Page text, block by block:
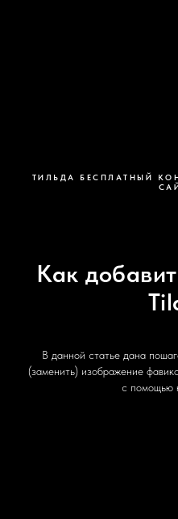
ТИЛЬДА БЕСПЛАТНЫЙ
Как
В данной статье дана
(заменить) изображение
с помощью